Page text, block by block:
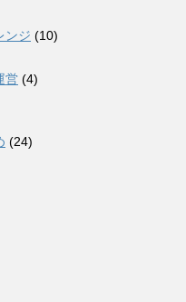
ンジ (10)
営 (4)
(24)